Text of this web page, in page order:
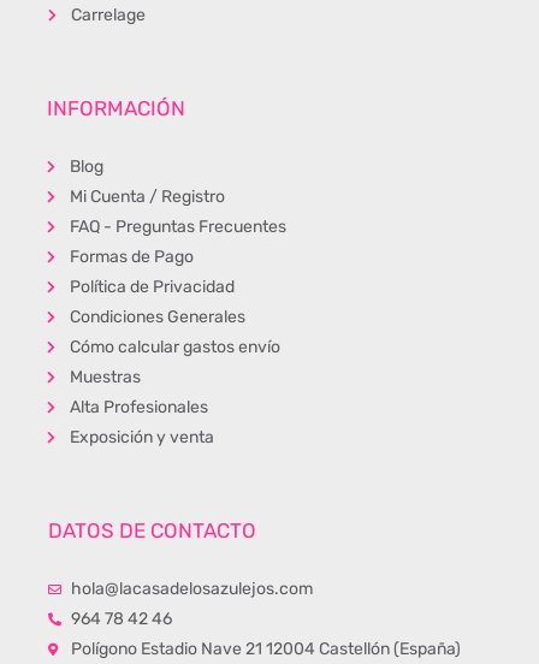
Carrelage
INFORMACIÓN
Blog
Mi Cuenta / Registro
FAQ - Preguntas Frecuentes
Formas de Pago
Política de Privacidad
Condiciones Generales
Cómo calcular gastos envío
Muestras
Alta Profesionales
Exposición y venta
DATOS DE CONTACTO
hola@lacasadelosazulejos.com
964 78 42 46
Polígono Estadio Nave 21 12004 Castellón (España)